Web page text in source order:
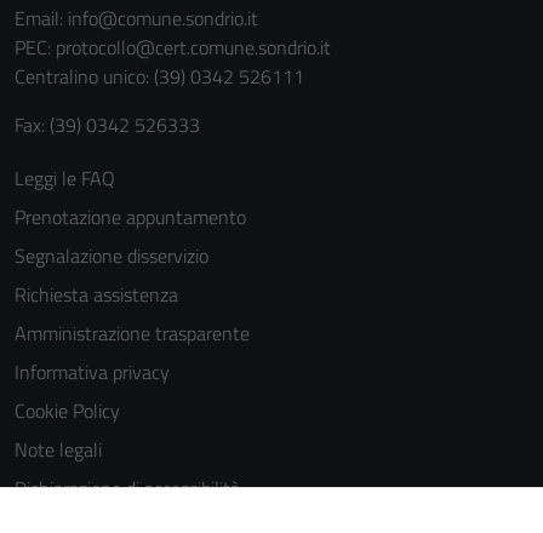
Email: info@comune.sondrio.it
PEC: protocollo@cert.comune.sondrio.it
Centralino unico: (39) 0342 526111
Fax: (39) 0342 526333
Leggi le FAQ
Prenotazione appuntamento
Segnalazione disservizio
Richiesta assistenza
Amministrazione trasparente
Informativa privacy
Cookie Policy
Note legali
Dichiarazione di accessibilità